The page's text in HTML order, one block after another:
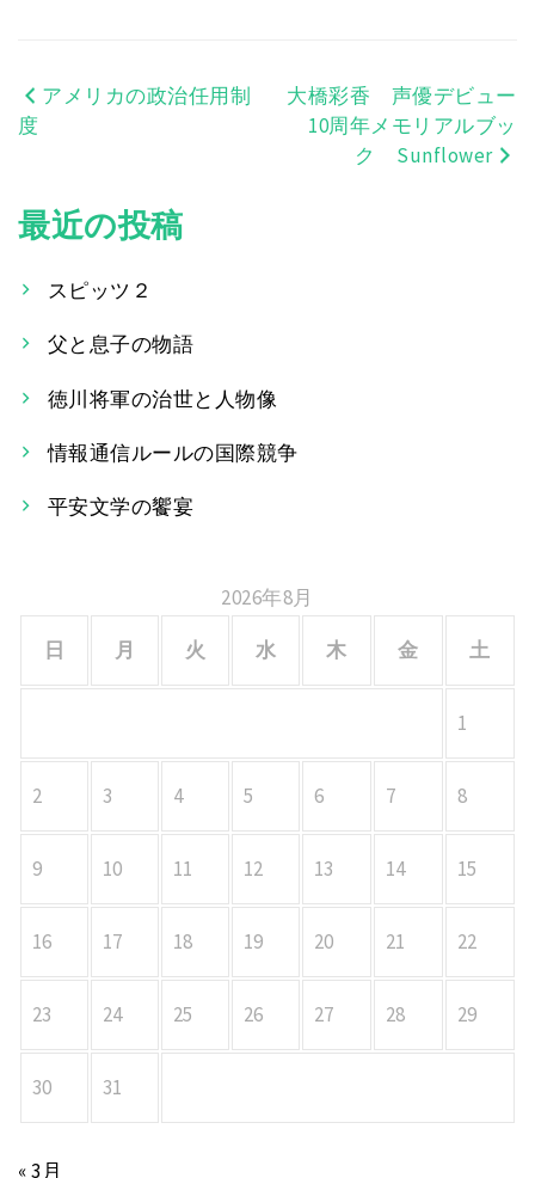
投
ナ
ビ
ゲ
ー
シ
ョ
アメリカの政治任用制
度
大橋彩香 声優デビュー
10周年メモリアルブッ
ク Sunflower
最近の投稿
スピッツ２
父と息子の物語
徳川将軍の治世と人物像
情報通信ルールの国際競争
平安文学の饗宴
2026年8月
日
月 火 水 木 金 土
1
2 3 4 5 6 7 8
9 10 11 12 13 14 15
16 17 18 19 20 21 22
23 24 25 26 27 28 29
30 31
« 3月